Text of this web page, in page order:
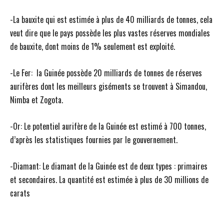
-La bauxite qui est estimée à plus de 40 milliards de tonnes, cela
veut dire que le pays possède les plus vastes réserves mondiales
de bauxite, dont moins de 1% seulement est exploité.
-Le Fer: la Guinée possède 20 milliards de tonnes de réserves
aurifères dont les meilleurs giséments se trouvent à Simandou,
Nimba et Zogota.
-Or: Le potentiel aurifère de la Guinée est estimé à 700 tonnes,
d’après les statistiques fournies par le gouvernement.
-Diamant: Le diamant de la Guinée est de deux types : primaires
et secondaires. La quantité est estimée à plus de 30 millions de
carats